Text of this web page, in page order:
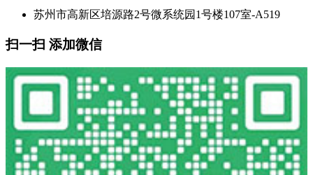
苏州市高新区培源路2号微系统园1号楼107室-A519
扫一扫 添加微信